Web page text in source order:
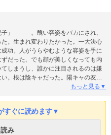
子」―――。醜い容姿をバカにされ、
。生まれ変わりたかった。一大決心
功。人がうらやむような容姿を手に
だった。でも顔が美しくなっても内
しまうし、誰かに注目されるのは嫌
。根は陰キャだった。陽キャの友だ
ている。そんな日々のなか私の前に
。
もっと見る▼
すぐに読めます▼
み